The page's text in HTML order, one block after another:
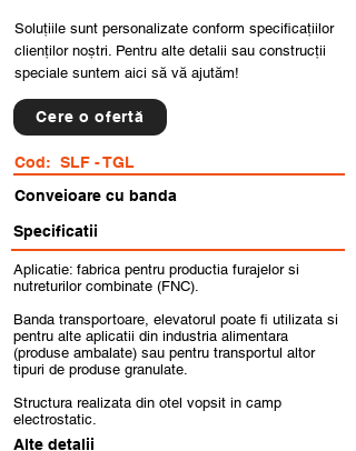
Soluțiile sunt personalizate conform specificațiilor
clienților noștri. Pentru alte detalii sau construcții
speciale suntem aici să vă ajutăm!
Cere o ofertă
Cod: SLF - TGL
Conveioare cu banda
Specificatii
Aplicatie: fabrica pentru productia furajelor si
nutreturilor combinate (FNC).
Banda transportoare, elevatorul poate fi utilizata si
pentru alte aplicatii din industria alimentara
(produse ambalate) sau pentru transportul altor
tipuri de produse granulate.
Structura realizata din otel vopsit in camp
electrostatic.
Alte detalii